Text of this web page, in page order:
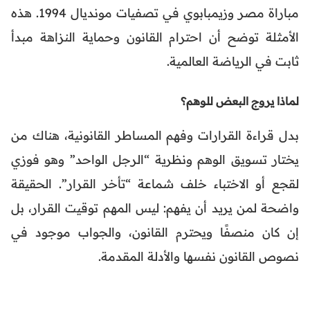
مباراة مصر وزيمبابوي في تصفيات مونديال 1994. هذه
الأمثلة توضح أن احترام القانون وحماية النزاهة مبدأ
ثابت في الرياضة العالمية.
لماذا يروج البعض للوهم؟
بدل قراءة القرارات وفهم المساطر القانونية، هناك من
يختار تسويق الوهم ونظرية “الرجل الواحد” وهو فوزي
لقجع أو الاختباء خلف شماعة “تأخر القرار”. الحقيقة
واضحة لمن يريد أن يفهم: ليس المهم توقيت القرار، بل
إن كان منصفًا ويحترم القانون، والجواب موجود في
نصوص القانون نفسها والأدلة المقدمة.